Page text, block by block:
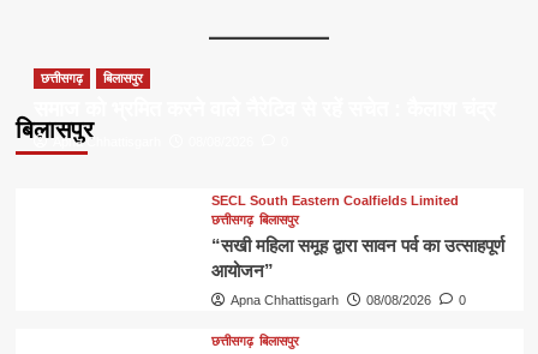
बिलासपुर
छत्तीसगढ़ बिलासपुर
Apna Chhattisgarh
SECL South Eastern Coalfields Limited
छत्तीसगढ़ बिलासपुर
“सखी महिला समूह द्वारा सावन पर्व का उत्साहपूर्ण
आयोजन”
Apna Chhattisgarh 08/08/2026 0
छत्तीसगढ़ बिलासपुर